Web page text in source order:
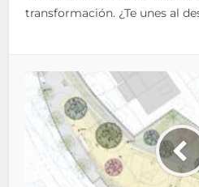
transformación. ¿Te unes al